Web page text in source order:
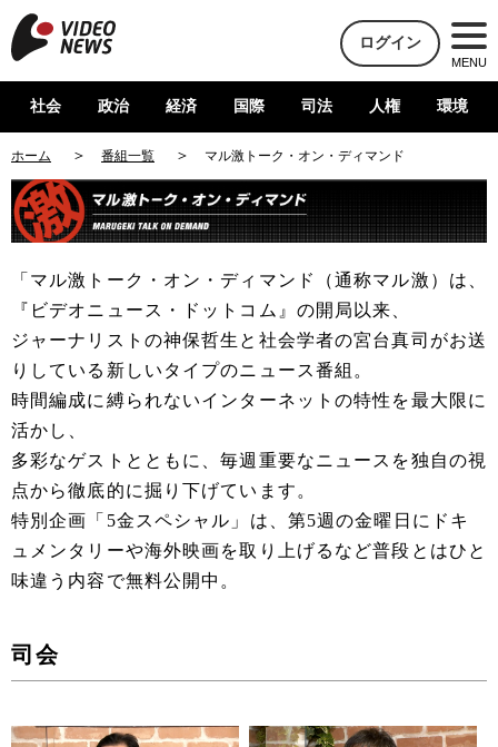
ログイン
MENU
社会 政治 経済 国際 司法 人権 環境
ホーム 番組一覧 マル激トーク・オン・ディマンド
「マル激トーク・オン・ディマンド（通称マル激）は、
『ビデオニュース・ドットコム』の開局以来、
ジャーナリストの神保哲生と社会学者の宮台真司がお送
りしている新しいタイプのニュース番組。
時間編成に縛られないインターネットの特性を最大限に
活かし、
多彩なゲストとともに、毎週重要なニュースを独自の視
点から徹底的に掘り下げています。
特別企画「5金スペシャル」は、第5週の金曜日にドキ
ュメンタリーや海外映画を取り上げるなど普段とはひと
味違う内容で無料公開中。
司会